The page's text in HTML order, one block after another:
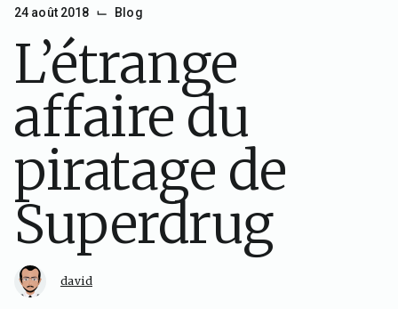
24 août 2018 ⌙ Blog
L’étrange
affaire du
piratage de
Superdrug
david